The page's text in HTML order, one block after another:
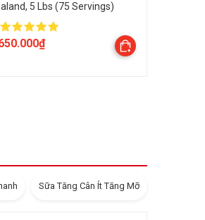
5 Lbs (75 Servings)
Sữa Tăng Cân Ít Tăng Mỡ